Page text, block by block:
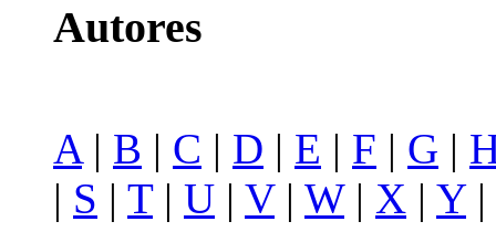
Autores
A | B | C | D | E | F | G |
| S | T| U | V| W| X | Y|